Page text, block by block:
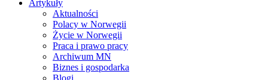
Artykuły
Aktualności
Polacy w Norwegii
Życie w Norwegii
Praca i prawo pracy
Archiwum MN
Biznes i gospodarka
Blogi